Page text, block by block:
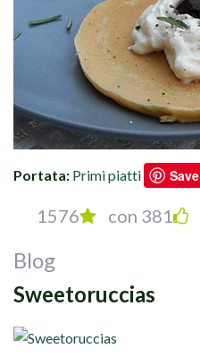
Portata: Primi piatti Save
1576 con 381
Blog
Sweetoruccias